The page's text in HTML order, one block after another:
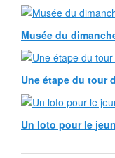
Musée du
Une étape du tour
Un loto pour le